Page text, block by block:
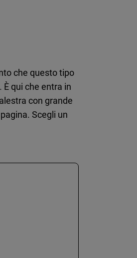
che questo tipo
qui che entra in
con grande
Scegli un